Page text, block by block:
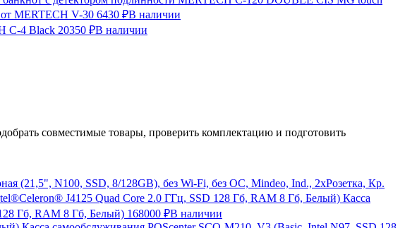
MERTECH V-30 6430 ₽В наличии
C-4 Black 20350 ₽В наличии
совместимые товары, проверить комплектацию и подготовить
(21,5", N100, SSD, 8/128GB), без Wi-Fi, без ОС, Mindeo, Ind., 2хРозетка, Кр.
Касса
Гб, RAM 8 Гб, Белый) 168000 ₽В наличии